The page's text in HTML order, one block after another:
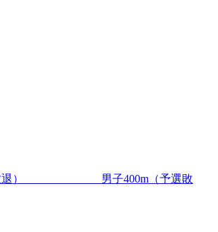
（予選敗退） 男子400m（予選敗